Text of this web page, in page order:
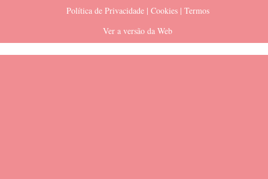
Política de Privacidade | Cookies | Termos
Ver a versão da Web